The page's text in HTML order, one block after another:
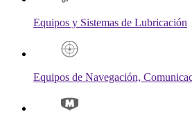
Equipos y Sistemas de Lubricación
Equipos de Navegación,